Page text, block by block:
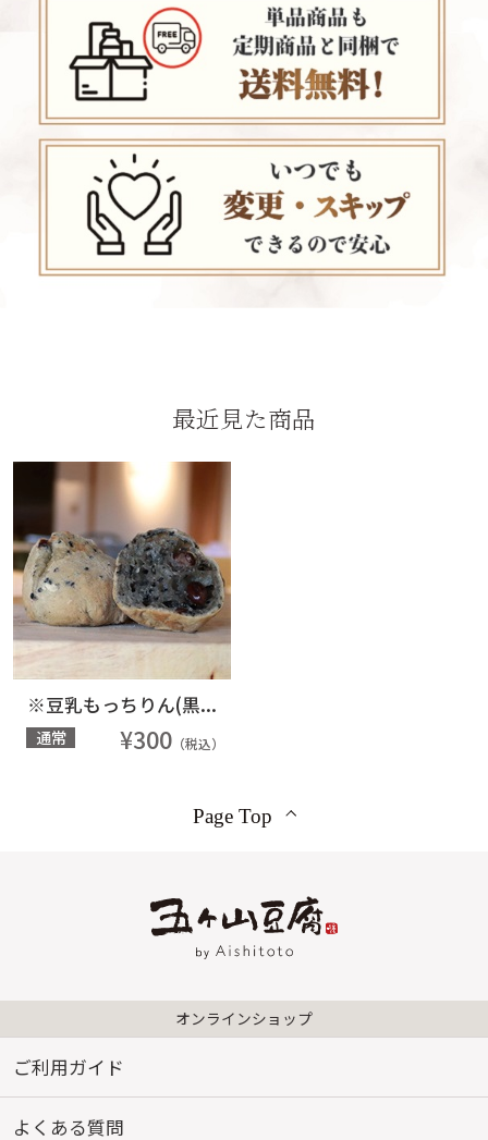
最近見た商品
※豆乳もっちりん(黒...
通常 ¥300 （税込）
Page Top
オンラインショップ
ご利用ガイド
よくある質問